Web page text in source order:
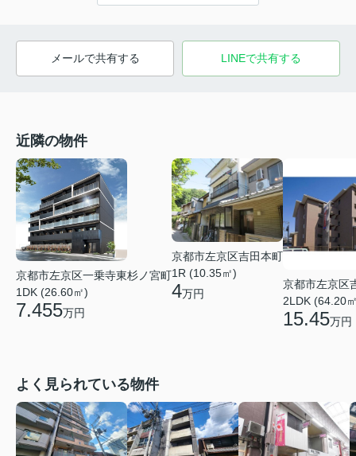
メールで共有する LINEで共有する
近隣の物件
京都市左京区一乗寺東杉ノ宮町
1DK (26.60㎡)
7.455万円
京都市左京区吉田本町
1R (10.35㎡)
4万円
京都市左京区
2LDK (64.20
15.45万円
よく見られている物件